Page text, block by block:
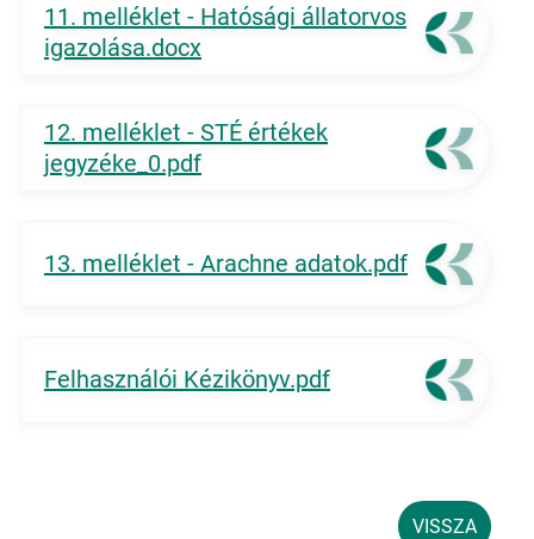
11. melléklet - Hatósági állatorvos
igazolása.docx
12. melléklet - STÉ értékek
jegyzéke_0.pdf
13. melléklet - Arachne adatok.pdf
Felhasználói Kézikönyv.pdf
VISSZA